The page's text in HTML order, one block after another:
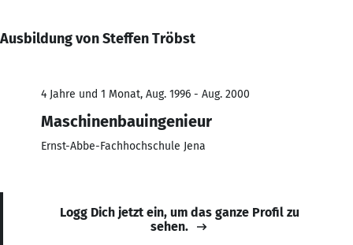
Ausbildung von Steffen Tröbst
4 Jahre und 1 Monat, Aug. 1996 - Aug. 2000
Maschinenbauingenieur
Ernst-Abbe-Fachhochschule Jena
Logg Dich jetzt ein, um das ganze Profil zu
sehen.